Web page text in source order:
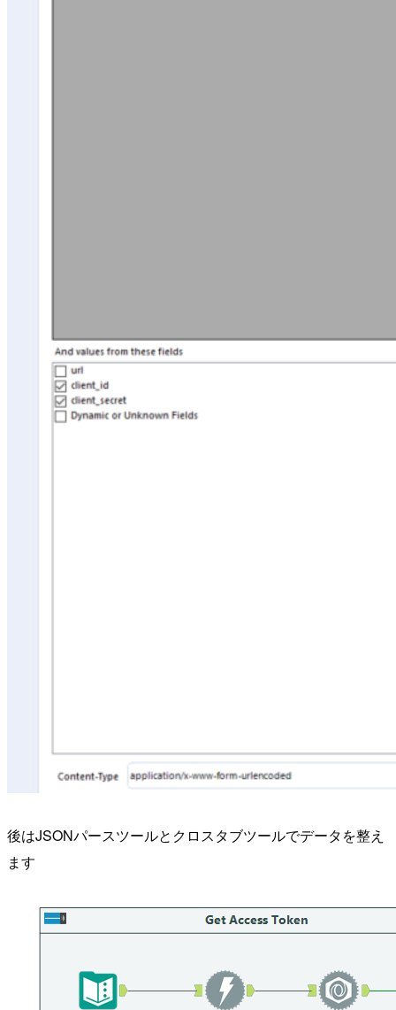
後はJSONパースツールとクロスタブツールでデータを整え
ます